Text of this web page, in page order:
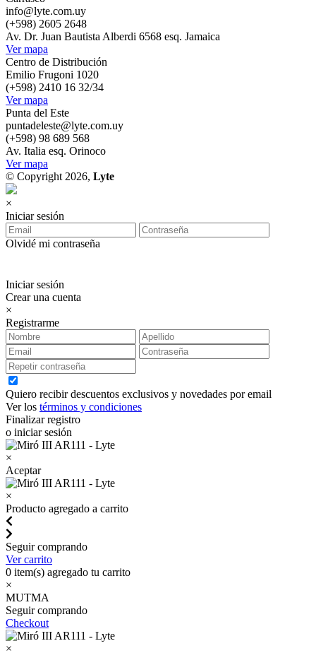
info@lyte.com.uy
(+598) 2605 2648
Av. Dr. Juan Bautista Alberdi 6568 esq. Jamaica
Ver mapa
Centro de Distribución
Emilio Frugoni 1020
(+598) 2410 16 32/34
Ver mapa
Punta del Este
puntadeleste@lyte.com.uy
(+598) 98 689 568
Av. Italia esq. Orinoco
Ver mapa
© Copyright 2026, Lyte
×
Iniciar sesión
Olvidé mi contraseña
Iniciar sesión
Crear una cuenta
×
Registrarme
Quiero recibir descuentos exclusivos y novedades por email
Ver los términos y condiciones
Finalizar registro
o iniciar sesión
×
Aceptar
×
Producto agregado a carrito
Seguir comprando
Ver carrito
0 item(s) agregado tu carrito
×
MUTMA
Seguir comprando
Checkout
×